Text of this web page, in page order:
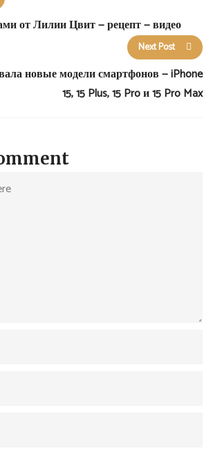
от Лилии Цвит — рецепт — видео
Next Post
новые модели смартфонов — iPhone
15, 15 Plus, 15 Pro и 15 Pro Max